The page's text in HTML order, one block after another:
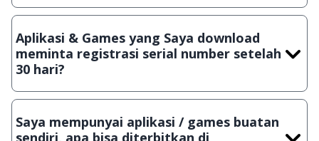
Ya, JalanTikus selalu melakukan scanning dengan 3 jenis
suatu aplikasi atau games, sehingga bisa dijamin 100%
terbebas dari virus.
Aplikasi & Games yang Saya download
meminta registrasi serial number setelah
30 hari?
Meskipun dibagikan secara gratis, namun ada beberapa
hanya bisa digunakan dalam jangka waktu tertentu dan jika
Saya mempunyai aplikasi / games buatan
sendiri, apa bisa diterbitkan di